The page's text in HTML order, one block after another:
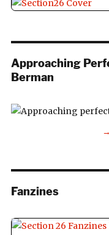
Approaching
Berman
Fanzines